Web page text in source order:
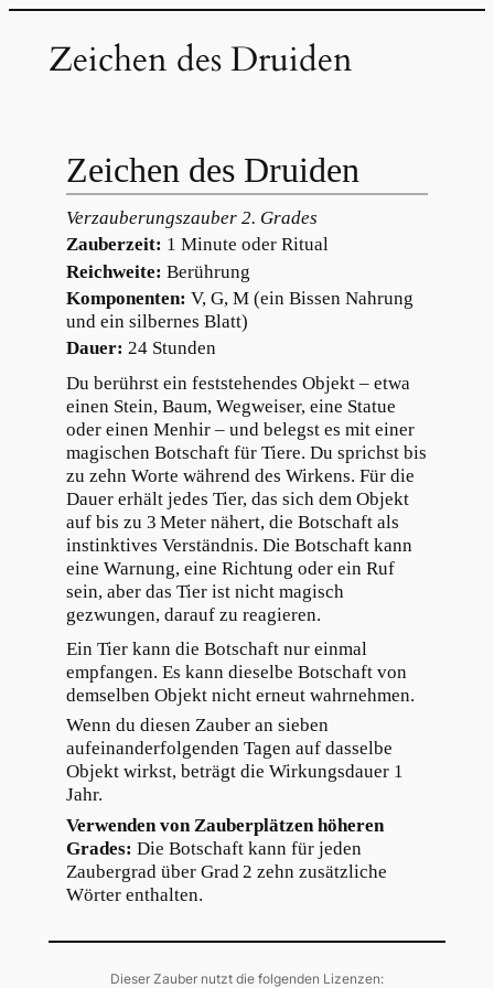
InhaltZeichen des Druiden
Zeichen des Druiden
Verzauberungszauber 2. Grades
Zauberzeit: 1 Minute oder Ritual
Reichweite: Berührung
Komponenten: V, G, M (ein Bissen Nahrung
und ein silbernes Blatt)
Dauer: 24 Stunden
Du berührst ein feststehendes Objekt – etwa
einen Stein, Baum, Wegweiser, eine Statue
oder einen Menhir – und belegst es mit einer
magischen Botschaft für Tiere. Du sprichst bis
zu zehn Worte während des Wirkens. Für die
Dauer erhält jedes Tier, das sich dem Objekt
auf bis zu 3 Meter nähert, die Botschaft als
instinktives Verständnis. Die Botschaft kann
eine Warnung, eine Richtung oder ein Ruf
sein, aber das Tier ist nicht magisch
gezwungen, darauf zu reagieren.
Ein Tier kann die Botschaft nur einmal
empfangen. Es kann dieselbe Botschaft von
demselben Objekt nicht erneut wahrnehmen.
Wenn du diesen Zauber an sieben
aufeinanderfolgenden Tagen auf dasselbe
Objekt wirkst, beträgt die Wirkungsdauer 1
Jahr.
Verwenden von Zauberplätzen höheren
Grades: Die Botschaft kann für jeden
Zaubergrad über Grad 2 zehn zusätzliche
Wörter enthalten.
Dieser Zauber nutzt die folgenden Lizenzen: